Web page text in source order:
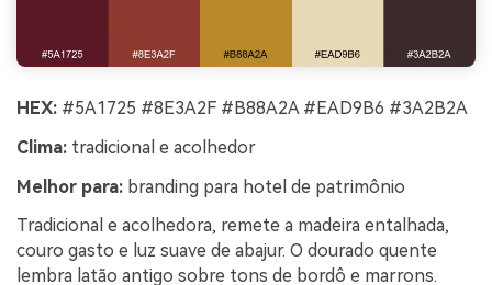
HEX: #5A1725 #8E3A2F #B88A2A #EAD9B6 #3A2B2A
Clima: tradicional e acolhedor
Melhor para: branding para hotel de patrimônio
Tradicional e acolhedora, remete a madeira entalhada,
couro gasto e luz suave de abajur. O dourado quente
lembra latão antigo sobre tons de bordô e marrons.